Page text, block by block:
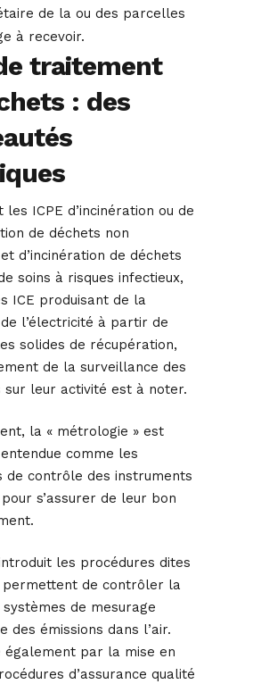
de la ou des parcelles
à recevoir.
traitement
: des
les ICPE d’incinération ou de
de déchets non
d’incinération de déchets
soins à risques infectieux,
ICE produisant de la
l’électricité à partir de
solides de récupération,
de la surveillance des
sur leur activité est à noter.
la « métrologie » est
comme les
de contrôle des instruments
s’assurer de leur bon
les procédures dites
permettent de contrôler la
de mesurage
des émissions dans l’air.
également par la mise en
d’assurance qualité